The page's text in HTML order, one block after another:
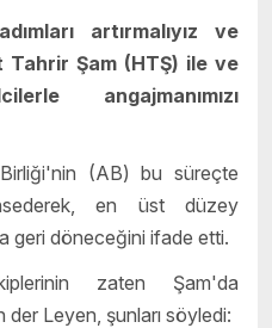
artırmalıyız ve
Tahrir Şam (HTŞ) ile ve
angajmanımızı
(AB) bu süreçte
en üst düzey
geri döneceğini ifade etti.
zaten Şam'da
Leyen, şunları söyledi: